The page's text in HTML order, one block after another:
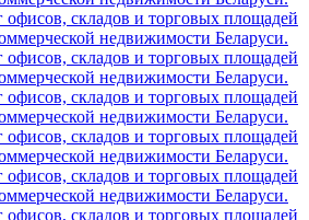
складов и торговых площадей
недвижимости Беларуси.
складов и торговых площадей
недвижимости Беларуси.
складов и торговых площадей
недвижимости Беларуси.
складов и торговых площадей
недвижимости Беларуси.
складов и торговых площадей
недвижимости Беларуси.
складов и торговых площадей